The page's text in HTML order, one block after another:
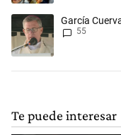
Un artículo de tendencia
García
55